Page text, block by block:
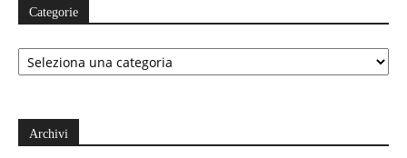
Categorie
Categorie
Archivi